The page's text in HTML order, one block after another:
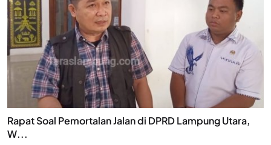
Rapat Soal Pemortalan Jalan di DPRD Lampung Utara,
W...